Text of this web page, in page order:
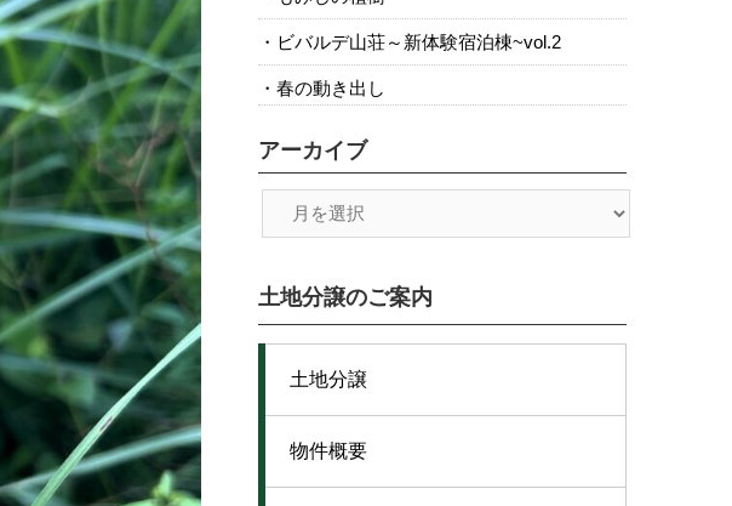
ビバルデ山荘～新体験宿泊棟~vol.2
春の動き出し
アーカイブ
土地分譲のご案内
土地分譲
物件概要